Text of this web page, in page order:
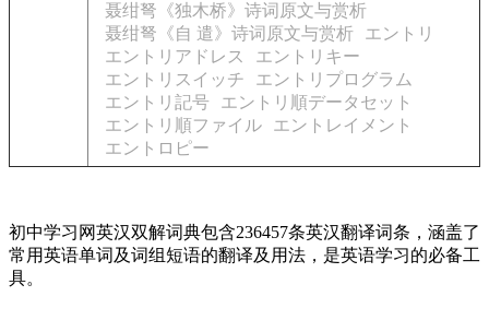
聂绀弩《独木桥》诗词原文与赏析
聂绀弩《自 遣》诗词原文与赏析
エントリ
エントリアドレス
エントリキー
エントリスイッチ
エントリプログラム
エントリ記号
エントリ順データセット
エントリ順ファイル
エントレイメント
エントロピー
初中学习网英汉双解词典包含236457条英汉翻译词条，涵盖了
常用英语单词及词组短语的翻译及用法，是英语学习的必备工
具。